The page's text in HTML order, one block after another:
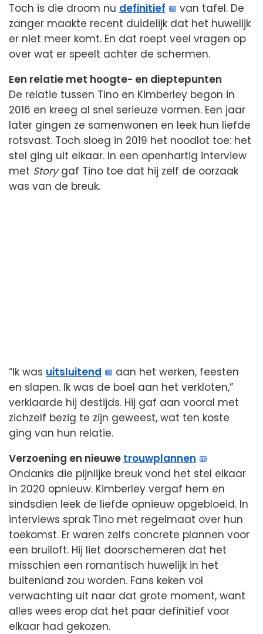
Toch is die droom nu definitief
van tafel. De
zanger maakte recent duidelijk dat het huwelijk
er niet meer komt. En dat roept veel vragen op
over wat er speelt achter de schermen.
Een relatie met hoogte- en dieptepunten
De relatie tussen Tino en Kimberley begon in
2016 en kreeg al snel serieuze vormen. Een jaar
later gingen ze samenwonen en leek hun liefde
rotsvast. Toch sloeg in 2019 het noodlot toe: het
stel ging uit elkaar. In een openhartig interview
met Storygaf Tino toe dat hij zelf de oorzaak
was van de breuk.
“Ik was uitsluitend
aan het werken, feesten
en slapen. Ik was de boel aan het verkloten,”
verklaarde hij destijds. Hij gaf aan vooral met
zichzelf bezig te zijn geweest, wat ten koste
ging van hun relatie.
Verzoening en nieuwe trouwplannen
Ondanks die pijnlijke breuk vond het stel elkaar
in 2020 opnieuw. Kimberley vergaf hem en
sindsdien leek de liefde opnieuw opgebloeid. In
interviews sprak Tino met regelmaat over hun
toekomst. Er waren zelfs concrete plannen voor
een bruiloft. Hij liet doorschemeren dat het
misschien een romantisch huwelijk in het
buitenland zou worden. Fans keken vol
verwachting uit naar dat grote moment, want
alles wees erop dat het paar definitief voor
elkaar had gekozen.